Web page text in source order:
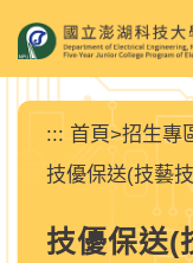
::: 首頁>招生專
技優保送(技藝
技優保送(